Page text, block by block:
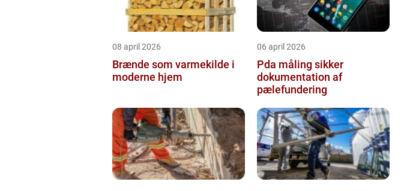
08 april 2026
Brænde som varmekilde i
moderne hjem
06 april 2026
Pda måling sikker
dokumentation af
pælefundering